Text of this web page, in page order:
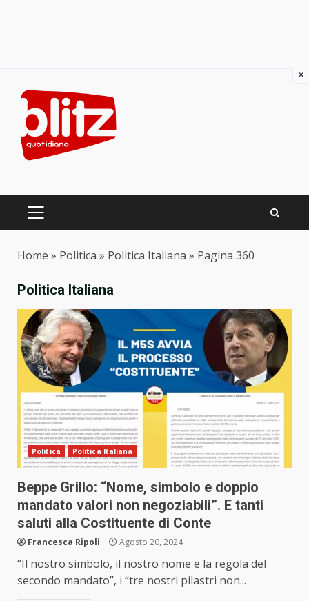
content
PRIMARY
Home » Politica » Politica Italiana » Pagina 360
Politica Italiana
Politica Politica Italiana
Beppe Grillo: “Nome, simbolo e doppio
mandato valori non negoziabili”. E tanti
saluti alla Costituente di Conte
Francesca Ripoli Agosto 20, 2024
“Il nostro simbolo, il nostro nome e la regola del
secondo mandato”, i “tre nostri pilastri non...
×